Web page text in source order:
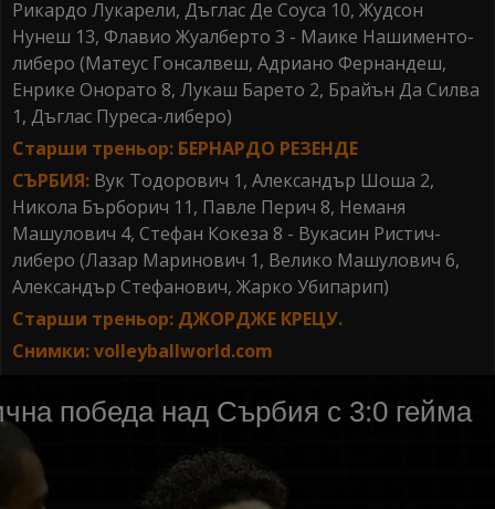
Рикардо Лукарели, Дъглас Де Соуса 10, Жудсон
Нунеш 13, Флавио Жуалберто 3 - Маике Нашименто-
либеро (Матеус Гонсалвеш, Адриано Фернандеш,
Енрике Онорато 8, Лукаш Барето 2, Брайън Да Силва
1, Дъглас Пуреса-либеро)
Старши треньор: БЕРНАРДО РЕЗЕНДЕ
СЪРБИЯ: Вук Тодорович 1, Александър Шоша 2,
Никола Бърборич 11, Павле Перич 8, Неманя
Машулович 4, Стефан Кокеза 8 - Вукасин Ристич-
либеро (Лазар Маринович 1, Велико Машулович 6,
Александър Стефанович, Жарко Убипарип)
Старши треньор: ДЖОРДЖЕ КРЕЦУ.
Снимки: volleyballworld.com